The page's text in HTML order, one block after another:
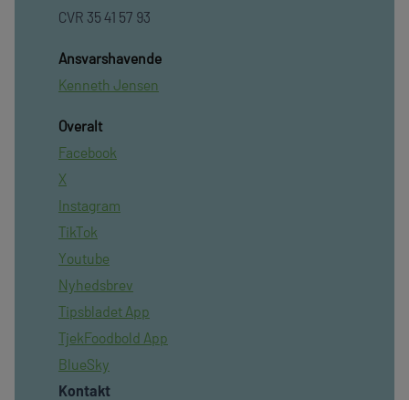
CVR 35 41 57 93
Ansvarshavende
Kenneth Jensen
Overalt
Facebook
X
Instagram
TikTok
Youtube
Nyhedsbrev
Tipsbladet App
TjekFoodbold App
BlueSky
Kontakt